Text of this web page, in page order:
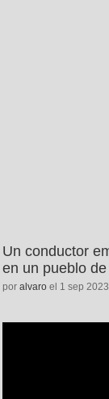
Un conductor
en un pueblo
por alvaro el 1 sep